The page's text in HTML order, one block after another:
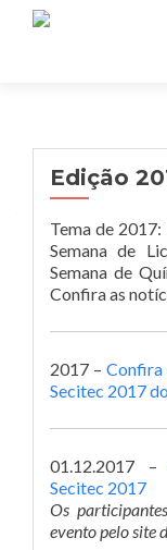
Edição
Tema de 2017:
Semana de
Semana de
Confira as
2017 –Confira
Secitec 2017
01.12.2017 –
Secitec 2017
Os
evento pelo site